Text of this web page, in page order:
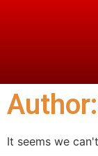
Author:
It seems we